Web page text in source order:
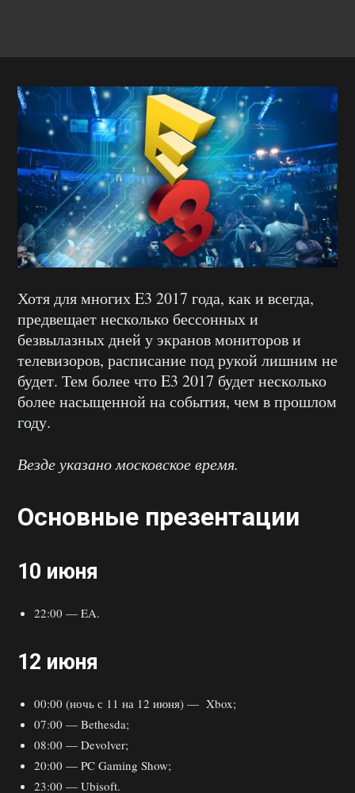
Хотя для многих E3 2017 года, как и всегда,
предвещает несколько бессонных и
безвылазных дней у экранов мониторов и
телевизоров, расписание под рукой лишним не
будет. Тем более что E3 2017 будет несколько
более насыщенной на события, чем в прошлом
году.
Везде указано московское время.
Основные презентации
10 июня
22:00 — EA.
12 июня
00:00 (ночь с 11 на 12 июня) — Xbox;
07:00 — Bethesda;
08:00 — Devolver;
20:00 — PC Gaming Show;
23:00 — Ubisoft.